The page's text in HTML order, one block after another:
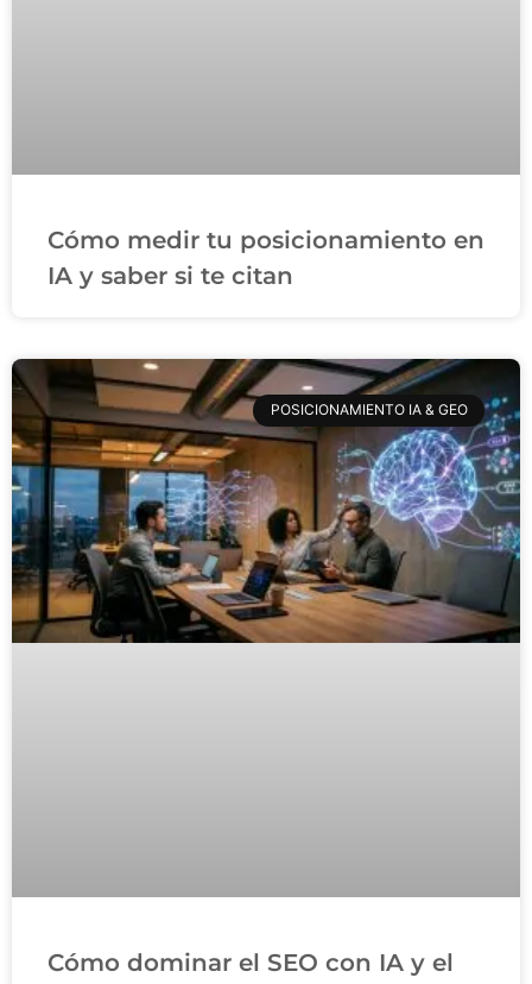
Cómo medir tu posicionamiento en
IA y saber si te citan
POSICIONAMIENTO IA & GEO
Cómo dominar el SEO con IA y el